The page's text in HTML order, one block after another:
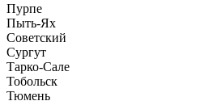
Пурпе
Пыть-Ях
Советский
Сургут
Тарко-Сале
Тобольск
Тюмень